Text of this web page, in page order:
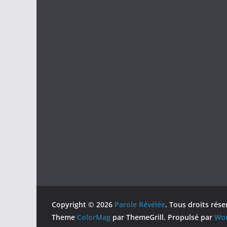
Copyright © 2026 Parole Révélée. Tous droits
Theme ColorMag par ThemeGrill. Propulsé par